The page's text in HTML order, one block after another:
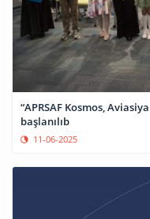
“APRSAF Kosmos,
başlanılıb
11-06-2025